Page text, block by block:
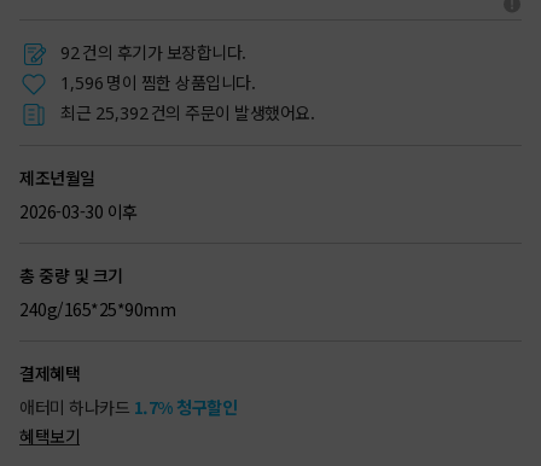
92건의 후기가 보장합니다.
1,596 명이 찜한 상품입니다.
최근 25,392건의 주문이 발생했어요.
제조년월일
2026-03-30 이후
총 중량 및 크기
240g/165*25*90mm
결제혜택
애터미 하나카드 1.7% 청구할인
혜택보기